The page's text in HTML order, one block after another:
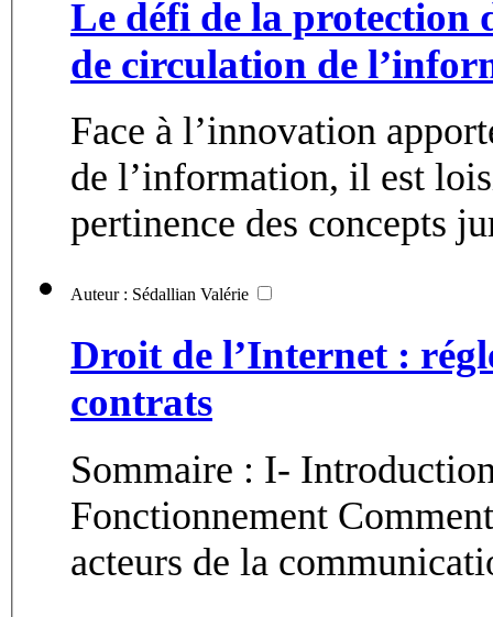
Le défi de la protection
de circulation de
Face à l’innovation
de l’information, il est
pertinence des concepts
Auteur : Sédallian Valérie
Droit de l’Internet :
contrats
Sommaire : I-
Fonctionnement Comment accéder à l’Internet ? Services Les